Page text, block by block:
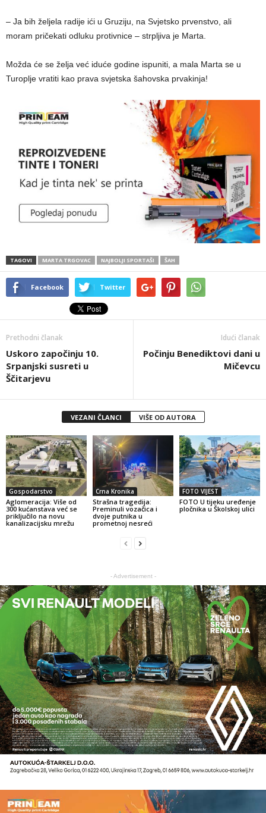
– Ja bih željela radije ići u Gruziju, na Svjetsko prvenstvo, ali
moram pričekati odluku protivnice – strpljiva je Marta.
Možda će se želja već iduće godine ispuniti, a mala Marta se u
Turoplje vratiti kao prava svjetska šahovska prvakinja!
TAGOVI MARTA TRGOVAC NAJBOLJI SPORTAŠI ŠAH
Facebook Twitter
Prethodni članak
Uskoro započinju 10.
Srpanjski susreti u
Ščitarjevu
Idući članak
Počinju Benediktovi dani u
Mičevcu
VEZANI ČLANCI VIŠE OD AUTORA
Gospodarstvo
Aglomeracija: Više od
300 kućanstava već se
priključilo na novu
kanalizacijsku mrežu
Crna Kronika
Strašna tragedija:
Preminuli vozačica i
dvoje putnika u
prometnoj nesreći
FOTO VIJEST
FOTO U tijeku uređenje
pločnika u Školskoj ulici
- Advertisement -